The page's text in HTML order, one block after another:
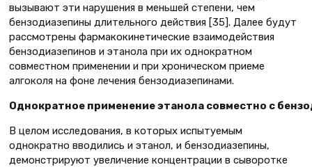
вызывают эти нарушения в меньшей степени, чем
бензодиазепины длительного действия [35]. Далее будут
рассмотрены фармакокинетические взаимодействия
бензодиазепинов и этанола при их однократном
совместном применении и при хроническом приеме
алгоколя на фоне лечения бензодиазепинами.
Однократное применение этанола совместно с
В целом исследования, в которых испытуемым
однократно вводились и этанол, и бензодиазепины,
демонстрируют увеличение концентрации в сыворотке